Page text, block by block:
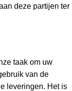
deze partijen ter
taak om uw
van de
leveringen. Het is